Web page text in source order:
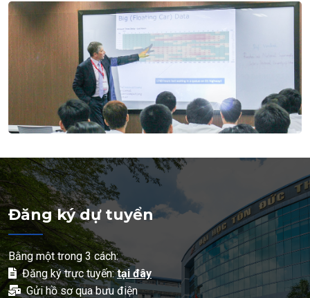
Đăng ký dự tuyển
Bằng một trong 3 cách:
Đăng ký trực tuyến:tại đây
Gửi hồ sơ qua bưu điện